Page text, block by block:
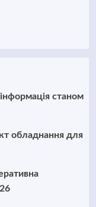
станом
обладнання для